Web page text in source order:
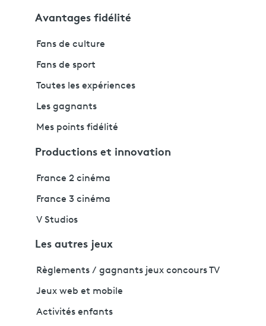
Avantages fidélité
Fans de culture
Fans de sport
Toutes les expériences
Les gagnants
Mes points fidélité
Productions et innovation
France 2 cinéma
France 3 cinéma
V Studios
Les autres jeux
Règlements / gagnants jeux concours TV
Jeux web et mobile
Activités enfants